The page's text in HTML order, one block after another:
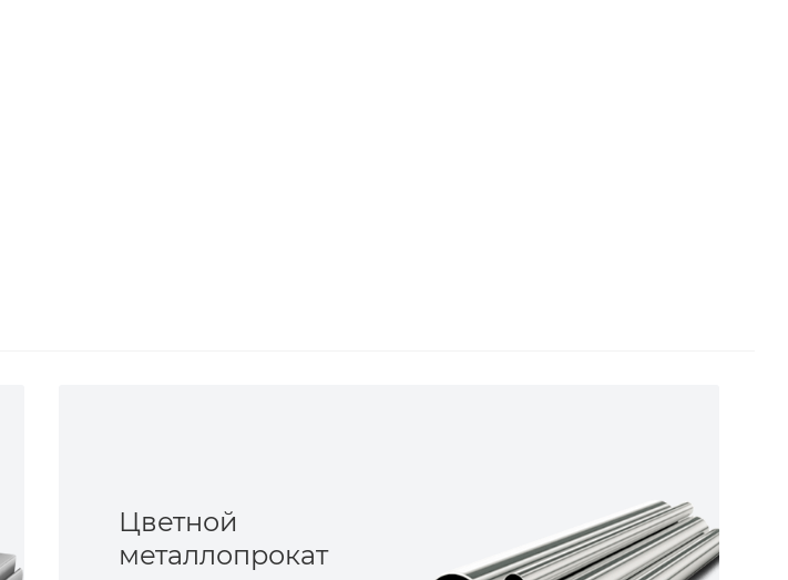
Цветной
металлопрокат